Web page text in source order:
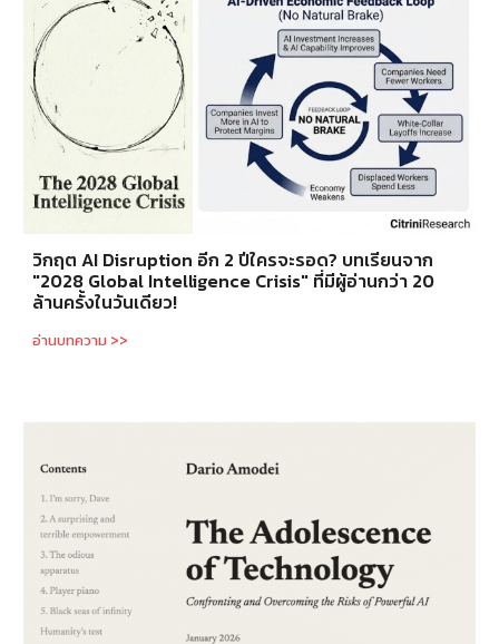
วิกฤต AI Disruption อีก 2 ปีใครจะรอด? บทเรียนจาก
"2028 Global Intelligence Crisis" ที่มีผู้อ่านกว่า 20
ล้านครั้งในวันเดียว!
อ่านบทความ >>